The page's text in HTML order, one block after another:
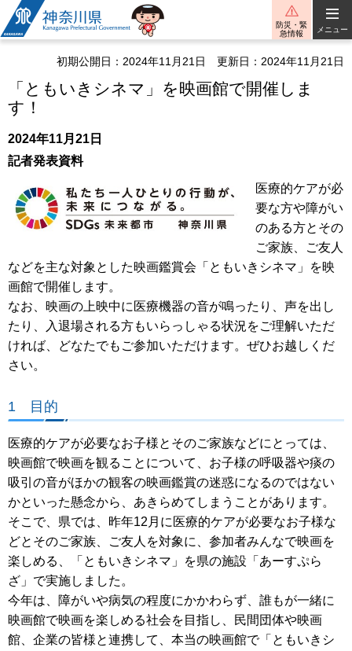
神奈川県
防災・緊
急情報
メニュー
初期公開日：2024年11月21日 更新日：2024年11月21日
「ともいきシネマ」を映画館で開催しま
す！
2024年11月21日
記者発表資料
医療的ケアが必
要な方や障がい
のある方とその
ご家族、ご友人
などを主な対象とした映画鑑賞会「ともいきシネマ」を映
画館で開催します。
なお、映画の上映中に医療機器の音が鳴ったり、声を出し
たり、入退場される方もいらっしゃる状況をご理解いただ
ければ、どなたでもご参加いただけます。ぜひお越しくだ
さい。
1 目的
医療的ケアが必要なお子様とそのご家族などにとっては、
映画館で映画を観ることについて、お子様の呼吸器や痰の
吸引の音がほかの観客の映画鑑賞の迷惑になるのではない
かといった懸念から、あきらめてしまうことがあります。
そこで、県では、昨年12月に医療的ケアが必要なお子様な
どとそのご家族、ご友人を対象に、参加者みんなで映画を
楽しめる、「ともいきシネマ」を県の施設「あーすぷら
ざ」で実施しました。
今年は、障がいや病気の程度にかかわらず、誰もが一緒に
映画館で映画を楽しめる社会を目指し、民間団体や映画
館、企業の皆様と連携して、本当の映画館で「ともいきシ